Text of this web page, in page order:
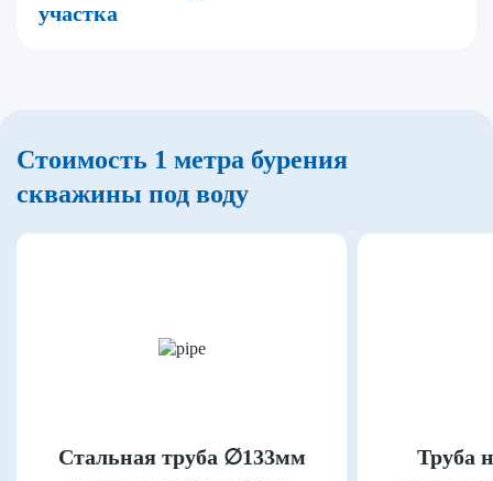
участка
Стоимость 1 метра бурения
скважины под воду
Стальная труба ∅133мм Труба